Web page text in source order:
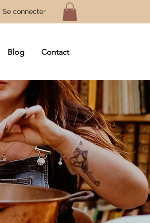
Se connecter
Blog Contact